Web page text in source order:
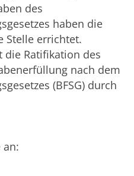
des
haben die
Stelle errichtet.
die Ratifikation des
nach dem
(BFSG) durch
an: